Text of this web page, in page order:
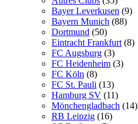
Bayer Leverkusen (9)
Bayern Munich (88)
Dortmund (50)
Eintracht Frankfurt (8)
FC Augsburg (3)
FC Heidenheim (3)
FC Köln (8)
FC St. Pauli (13)
Hamburg SV (11)
Mönchengladbach (14)
RB Leipzig (16)